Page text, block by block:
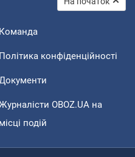
Команда
Політика конфіденційності
OBOZ.UA на
місці подій